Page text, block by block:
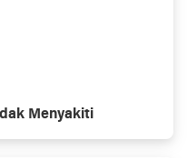
Menyakiti